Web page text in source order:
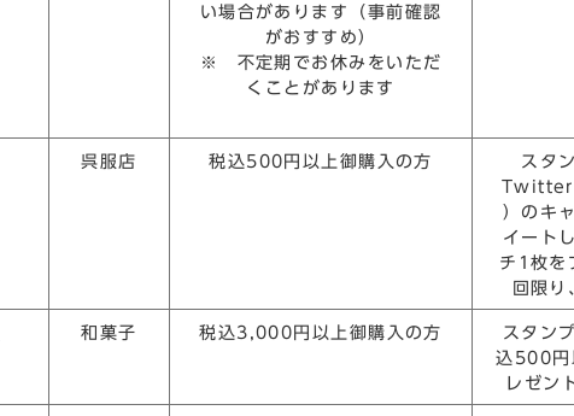
い場合があります（事前確認
がおすすめ）
※ 不定期でお休みをいただ
くことがあります
呉服店 税込500円以上御購入の方
スタ
Twitter
）のキ
イート
チ1枚を
回限り
和菓子 税込3,000円以上御購入の方
スタン
込500円
レゼン